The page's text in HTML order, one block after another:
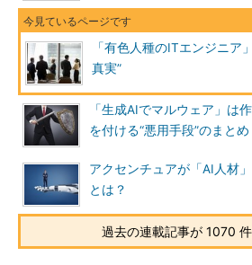
「有色人種のITエンジニア
真実”
「生成AIでマルウェア」は
を付ける“悪用手段”のまとめ
アクセンチュアが「AI人材
とは？
過去の連載記事が 1070